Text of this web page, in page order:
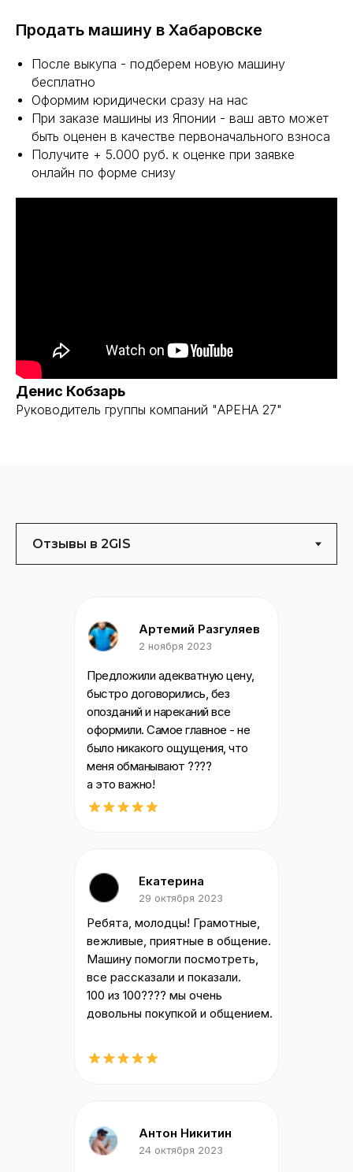
Продать машину в Хабаровске
После выкупа - подберем новую машину
бесплатно
Оформим юридически сразу на нас
При заказе машины из Японии - ваш авто может
быть оценен в качестве первоначального взноса
Получите + 5.000 руб. к оценке при заявке
онлайн по форме снизу
Денис Кобзарь
Руководитель группы компаний "АРЕНА 27"
Ребята, молодцы! Грамотные,
вежливые, приятные в общение.
Машину помогли посмотреть,
все рассказали и показали.
100 из 100???? мы очень
довольны покупкой и общением.
Артемий Разгуляев
Екатерина
Антон Никитин
2 ноября 2023
29 октября 2023
24 октября 2023
Предложили адекватную цену,
быстро договорились, без
опозданий и нареканий все
оформили. Самое главное - не
было никакого ощущения, что
меня обманывают ????
а это важно!